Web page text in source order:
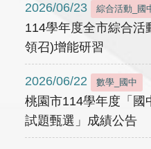
2026/06/23 綜合活動_國
114學年度全市綜合活
領召)增能研習
2026/06/22 數學_國中
桃園市114學年度「國
試題甄選」成績公告